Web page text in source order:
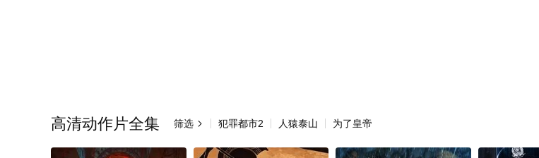
高清动作片全集 筛选  犯罪都市2 人猿泰山 为了皇帝